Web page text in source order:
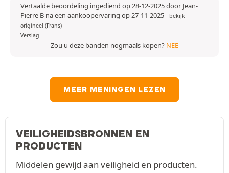
Vertaalde beoordeling ingediend op 28-12-2025 door Jean-
Pierre B na een aankoopervaring op 27-11-2025- bekijk
origineel (Frans)
Verslag
Zou u deze banden nogmaals kopen? NEE
MEER MENINGEN LEZEN
VEILIGHEIDSBRONNEN EN
PRODUCTEN
Middelen gewijd aan veiligheid en producten.